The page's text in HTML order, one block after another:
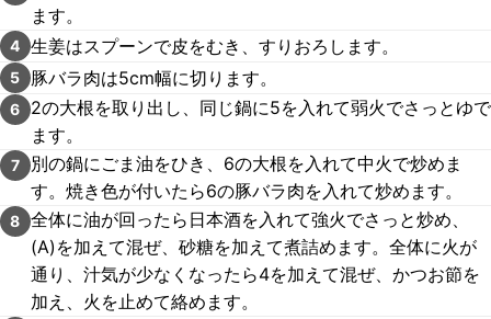
ます。
4 生姜はスプーンで皮をむき、すりおろします。
5 豚バラ肉は5cm幅に切ります。
6
2の大根を取り出し、同じ鍋に5を入れて弱火でさっとゆで
ます。
7
別の鍋にごま油をひき、6の大根を入れて中火で炒めま
す。焼き色が付いたら6の豚バラ肉を入れて炒めます。
8 全体に油が回ったら日本酒を入れて強火でさっと炒め、
(A)を加えて混ぜ、砂糖を加えて煮詰めます。全体に火が
通り、汁気が少なくなったら4を加えて混ぜ、かつお節を
加え、火を止めて絡めます。